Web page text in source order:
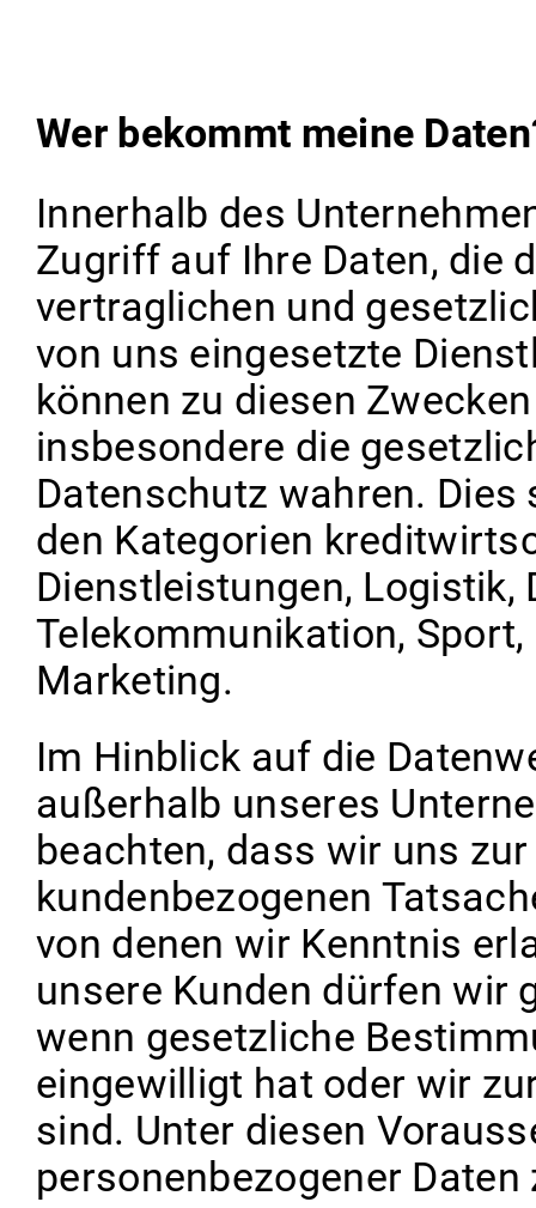
Wer bekommt meine
Innerhalb des
Zugriff auf Ihre Daten, die
vertraglichen und
von uns eingesetzte
können zu diesen
insbesondere die
Datenschutz wahren. Dies
den Kategorien
Dienstleistungen,
Telekommunikation,
Marketing.
Im Hinblick auf die
außerhalb unseres
beachten, dass wir uns
kundenbezogenen
von denen wir Kenntnis
unsere Kunden dürfen wir
wenn gesetzliche
eingewilligt hat oder wir
sind. Unter diesen
personenbezogener Daten